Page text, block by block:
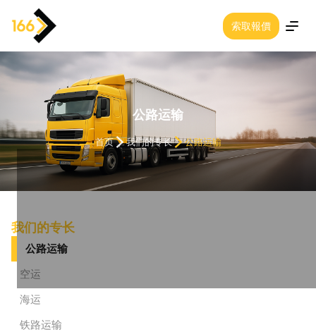
索取報價
关于我们
我们的专长
行业
我们的政策
汽车和卡车
我们的办事处
公路运输
首页 我们的专长 公路运输
我们的专长
公路运输
空运
海运
铁路运输